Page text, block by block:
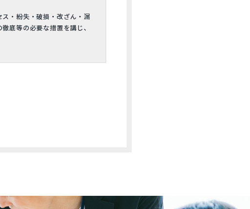
・紛失・破損・改ざん・漏
底等の必要な措置を講じ、